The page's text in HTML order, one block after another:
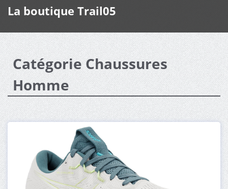
La boutique Trail05
Catégorie Chaussures
Homme